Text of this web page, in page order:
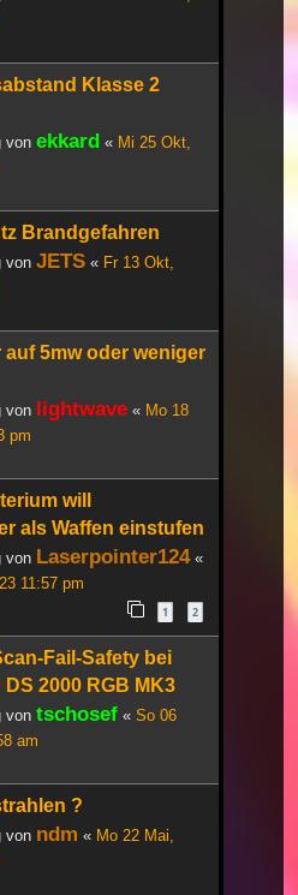
Klasse 2
von ekkard « Mi 25 Okt,
Brandgefahren
von JETS « Fr 13 Okt,
auf 5mw oder weniger
von lightwave « Mo 18
pm
will
als Waffen einstufen
von Laserpointer124«
11:57 pm
1 2
Fail-Safety bei
2000 RGB MK3
von tschosef « So 06
am
?
von ndm « Mo 22 Mai,